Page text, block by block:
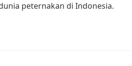
peternakan di Indonesia.